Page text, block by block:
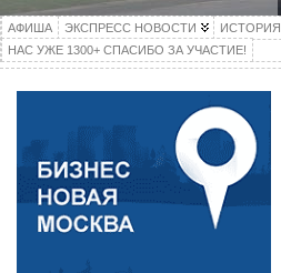
АФИША ЭКСПРЕСС НОВОСТИ ИСТОРИЯ
НАС УЖЕ 1300+ СПАСИБО ЗА УЧАСТИЕ!